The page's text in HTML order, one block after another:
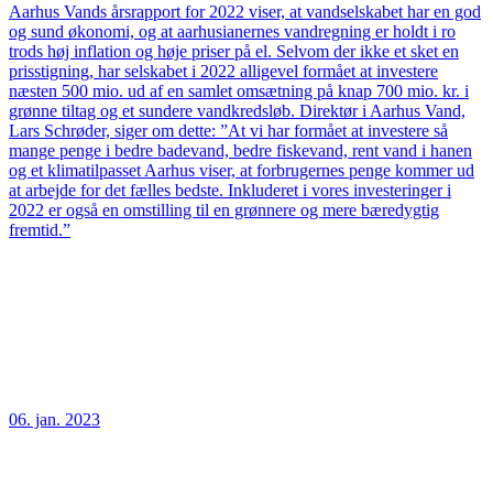
Aarhus Vands årsrapport for 2022 viser, at vandselskabet har en god
og sund økonomi, og at aarhusianernes vandregning er holdt i ro
trods høj inflation og høje priser på el. Selvom der ikke et sket en
prisstigning, har selskabet i 2022 alligevel formået at investere
næsten 500 mio. ud af en samlet omsætning på knap 700 mio. kr. i
grønne tiltag og et sundere vandkredsløb. Direktør i Aarhus Vand,
Lars Schrøder, siger om dette: ”At vi har formået at investere så
mange penge i bedre badevand, bedre fiskevand, rent vand i hanen
og et klimatilpasset Aarhus viser, at forbrugernes penge kommer ud
at arbejde for det fælles bedste. Inkluderet i vores investeringer i
2022 er også en omstilling til en grønnere og mere bæredygtig
fremtid.”
06. jan. 2023